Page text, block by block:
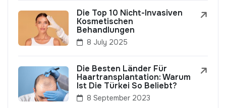
Die Top 10 Nicht-Invasiven
Kosmetischen
Behandlungen
8 July 2025
Die Besten Länder Für
Haartransplantation: Warum
Ist Die Türkei So Beliebt?
8 September 2023